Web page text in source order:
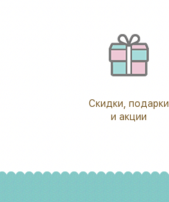
Скидки, подарки
и акции